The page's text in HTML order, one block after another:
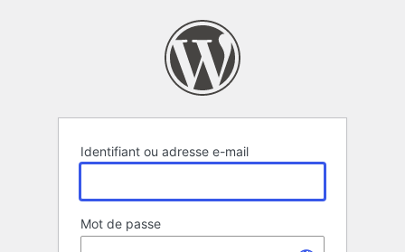
Identifiant ou adresse e-mail
Mot de passe